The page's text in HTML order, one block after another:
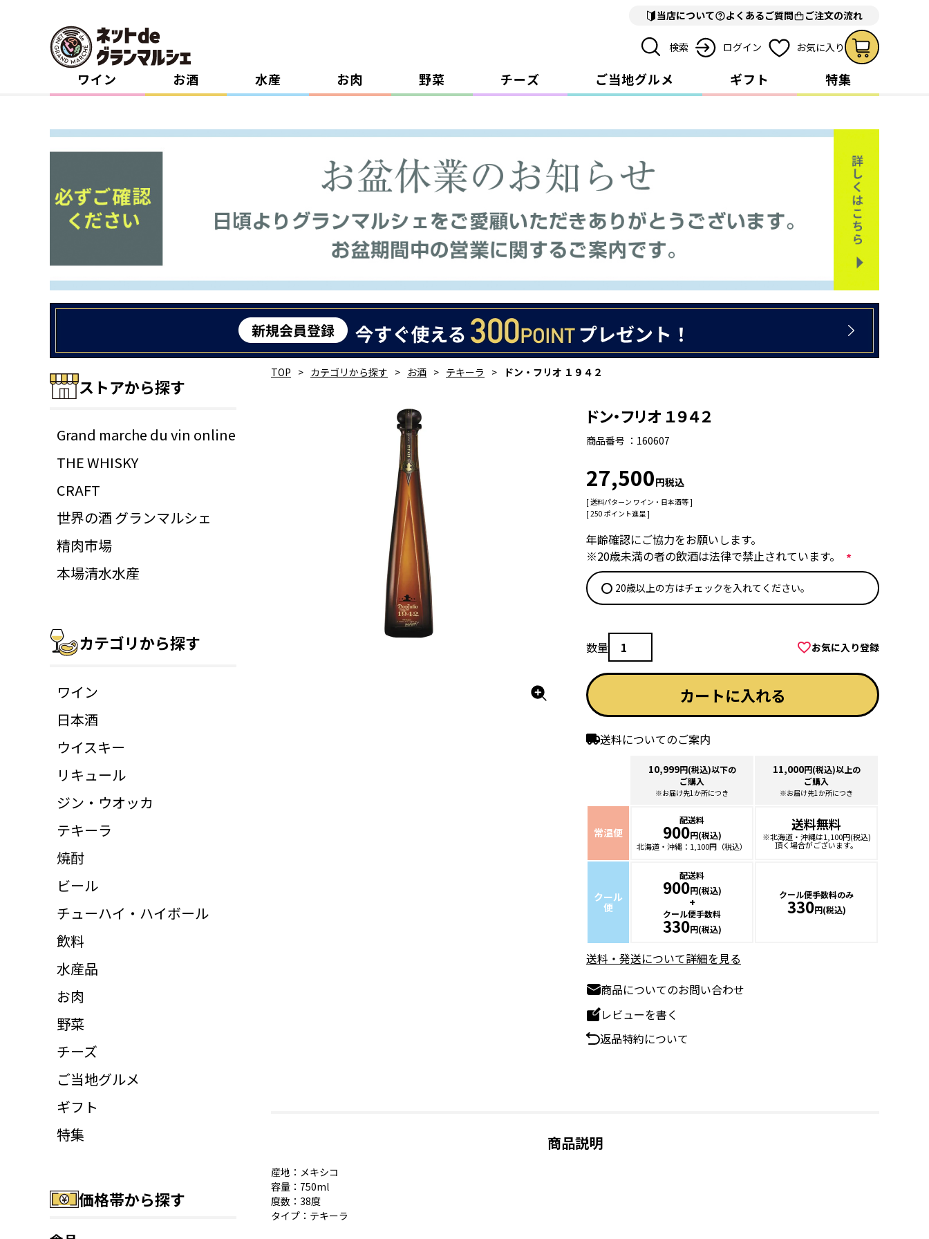
当店について よくあるご質問 ご注文の流れ
検索 ログイン お気に入り
ワイン お酒 水産 お肉 野菜 チーズ ご当地グルメ ギフト 特集
ストアから探す
Grand marche du vin online
THE WHISKY
CRAFT
世界の酒 グランマルシェ
精肉市場
本場清水水産
カテゴリから探す
ワイン
日本酒
ウイスキー
リキュール
ジン・ウオッカ
テキーラ
焼酎
ビール
チューハイ・ハイボール
飲料
水産品
お肉
野菜
チーズ
ご当地グルメ
ギフト
特集
価格帯から探す
TOP カテゴリから探す お酒 テキーラ ドン・フリオ １９４２
ドン・フリオ １９４２
商品番号 160607
27,500 税込
送料パターン ワイン・日本酒等
[250 ポイント進呈 ]
年齢確認にご協力をお願いします。
※20歳未満の者の飲酒は法律で禁止されています。
(
須
20歳以上の方はチェックを入れてください。
お気に入り登録
カートに入れる
送料についてのご案内
10,999円(税込)以下の
ご購入
※お届け先1か所につき
11,000円(税込)以上の
ご購入
※お届け先1か所につき
常温便
配送料
900円(税込)
北海道・沖縄： 1,100円（税込）
送料無料
※北海道・沖縄は1,100円(税込)
頂く場合がございます。
クール
便
配送料
900円(税込)
+
クール便手数料
330円(税込)
クール便手数料のみ
330円(税込)
送料・発送について詳細を見る
商品についてのお問い合わせ
レビューを書く
返品特約について
商品説明
産地：メキシコ
容量：750ml
度数：38度
タイプ：テキーラ